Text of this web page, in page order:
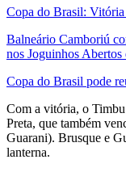
Copa do Brasil: Vitória
Balneário Camboriú
nos Joguinhos Abertos
Copa do Brasil pode
Com a vitória, o
Preta, que também
Guarani). Brusque e
lanterna.